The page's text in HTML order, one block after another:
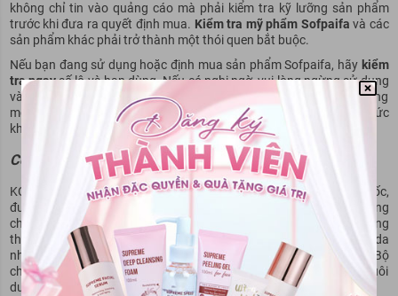
không chỉ tin vào quảng cáo mà phải kiểm tra kỹ lưỡng sản phẩm
trước khi đưa ra quyết định mua. Kiểm tra mỹ phẩm Sofpaifa và các
sản phẩm khác phải trở thành một thói quen bắt buộc.
Nếu bạn đang sử dụng hoặc định mua sản phẩm Sofpaifa, hãy kiểm
tra ngaysố lô và hạn dùng. Nếu có nghi ngờ, vui lòng ngừng sử dụng
và liên hệ cơ quan chức năng. Hãy cùng nhau giám sát và xây dựng
một thị trường mỹ phẩm an toàn, minh bạch, bảo vệ quyền lợi và sức
khỏe của chính chúng ta!
Có thể bạn quan tâm
KOR giới thiệubộ 5 sản phẩm chăm sóc da cao cấpđến từ Hàn Quốc,
được tạo dựng từ sự kết hợp giữa công nghệ tiên tiến và các dưỡng
chất tinh túy từ thiên nhiên. Mỗi sản phẩm trong bộ đều sở hữu bảng
thành phần an toàn, lành tính, phù hợp với mọi loại da – kể cả làn da
nhạy cảm, da đang gặp vấn đề lão hóa hoặc xuất hiện nếp nhăn. Bộ
chăm sóc da này mang đến giải pháp dưỡng da toàn diện, giúp nuôi
dưỡng làn da khỏe mạnh, mềm mịn và tràn đầy sức sống.